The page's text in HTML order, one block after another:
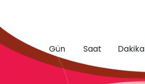
Gün Saat Dakika